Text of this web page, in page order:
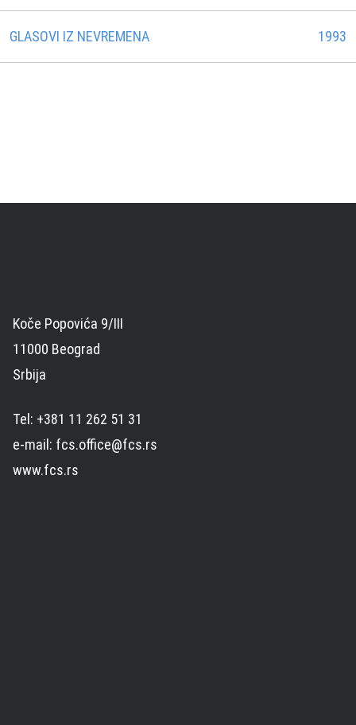
GLASOVI IZ NEVREMENA 1993
Koče Popovića 9/III
11000 Beograd
Srbija
Tel: +381 11 262 51 31
e-mail: fcs.office@fcs.rs
www.fcs.rs